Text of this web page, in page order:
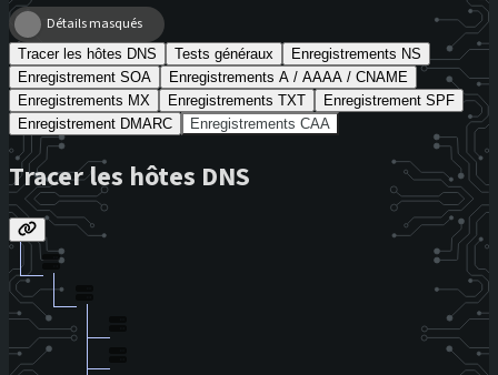
Détails masqués
Tracer les hôtes DNS Tests généraux
Enregistrements NS
Enregistrement SOA
Enregistrements A / AAAA / CNAME
Enregistrements MX
Enregistrements TXT
Enregistrement SPF
Enregistrement DMARC
Enregistrements CAA
Tracer les hôtes DNS